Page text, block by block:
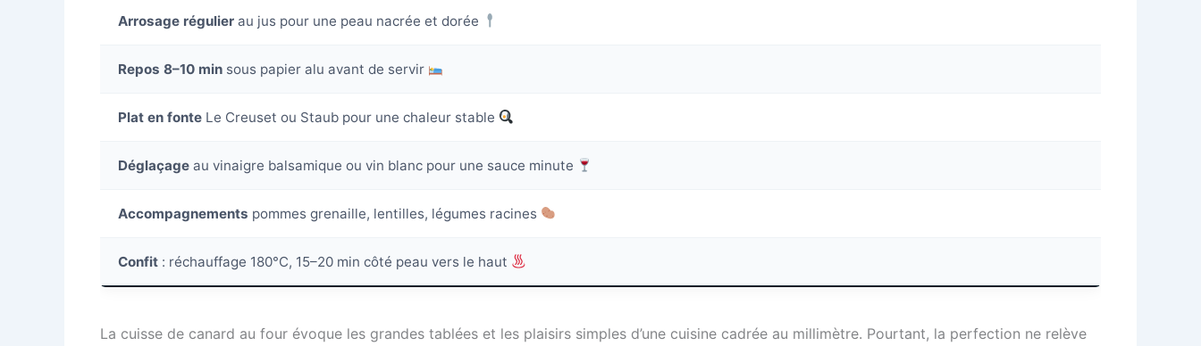
Arrosage régulier au jus pour une peau nacrée et dorée
Repos 8–10 min sous papier alu avant de servir
Plat en fonte Le Creuset ou Staub pour une chaleur stable
Déglaçage au vinaigre balsamique ou vin blanc pour une sauce minute
Accompagnements pommes grenaille, lentilles, légumes racines
Confit : réchauffage 180°C, 15–20 min côté peau vers le haut
La cuisse de canard au four évoque les grandes tablées et les plaisirs simples d’une cuisine cadrée au millimètre. Pourtant, la perfection ne relève